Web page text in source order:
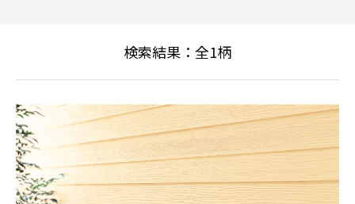
検索結果：全1柄